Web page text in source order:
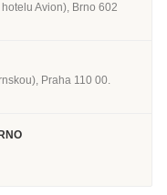
Avion), Brno 602
Praha 110 00.